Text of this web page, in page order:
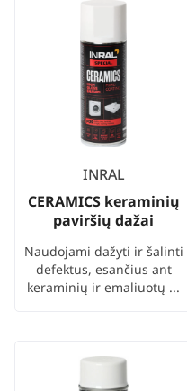
INRAL
CERAMICS keraminių
paviršių dažai
Naudojami dažyti ir šalinti
defektus, esančius ant
keraminių ir emaliuotų ...